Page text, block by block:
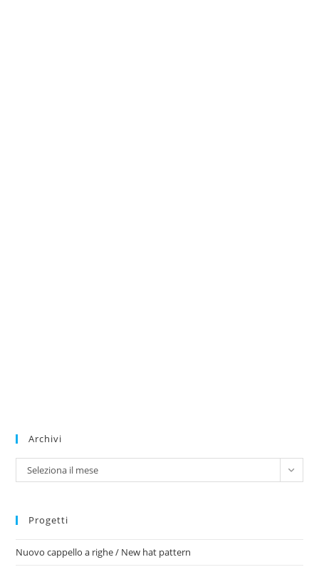
Archivi
Archivi
Seleziona il mese
Progetti
Nuovo cappello a righe / New hat pattern